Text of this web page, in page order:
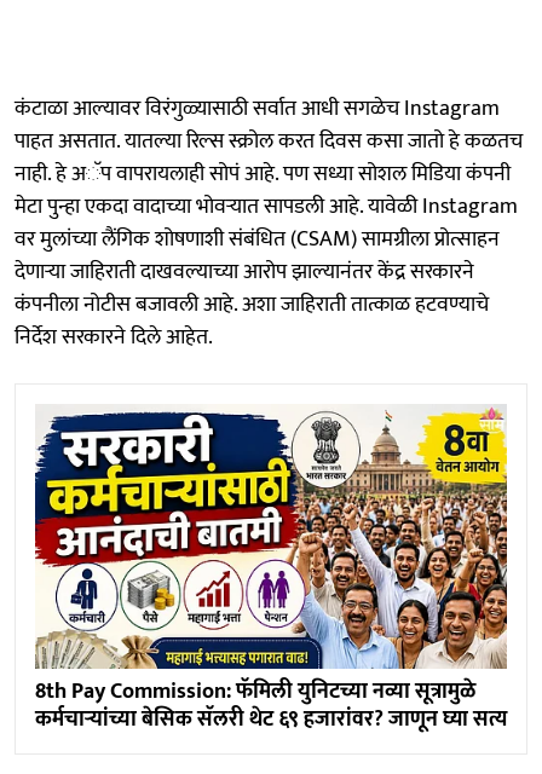
कंटाळा आल्यावर विरंगुळ्यासाठी सर्वात आधी सगळेच Instagram
पाहत असतात. यातल्या रिल्स स्क्रोल करत दिवस कसा जातो हे कळतच
नाही. हे अॅप वापरायलाही सोपं आहे. पण सध्या सोशल मिडिया कंपनी
मेटा पुन्हा एकदा वादाच्या भोवऱ्यात सापडली आहे. यावेळी Instagram
वर मुलांच्या लैंगिक शोषणाशी संबंधित (CSAM) सामग्रीला प्रोत्साहन
देणाऱ्या जाहिराती दाखवल्याच्या आरोप झाल्यानंतर केंद्र सरकारने
कंपनीला नोटीस बजावली आहे. अशा जाहिराती तात्काळ हटवण्याचे
निर्देश सरकारने दिले आहेत.
8th Pay Commission: फॅमिली युनिटच्या नव्या सूत्रामुळे
कर्मचाऱ्यांच्या बेसिक सॅलरी थेट ६९ हजारांवर? जाणून घ्या सत्य